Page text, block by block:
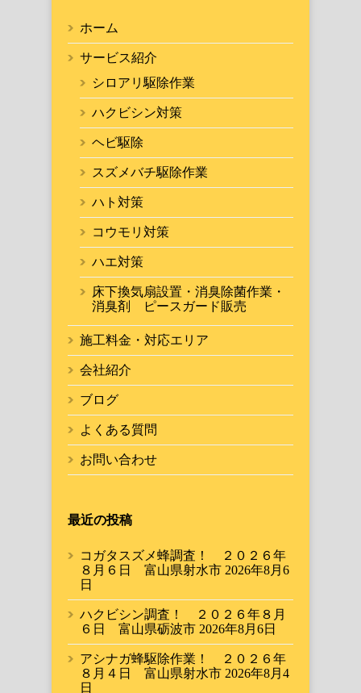
ホーム
サービス紹介
シロアリ駆除作業
ハクビシン対策
ヘビ駆除
スズメバチ駆除作業
ハト対策
コウモリ対策
ハエ対策
床下換気扇設置・消臭除菌作業・
消臭剤 ピースガード販売
施工料金・対応エリア
会社紹介
ブログ
よくある質問
お問い合わせ
最近の投稿
コガタスズメ蜂調査！ ２０２６年
８月６日 富山県射水市 2026年8月6
日
ハクビシン調査！ ２０２６年８月
６日 富山県砺波市 2026年8月6日
アシナガ蜂駆除作業！ ２０２６年
８月４日 富山県射水市 2026年8月4
日